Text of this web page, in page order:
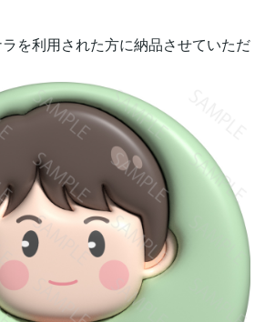
を利用された方に納品させていただ